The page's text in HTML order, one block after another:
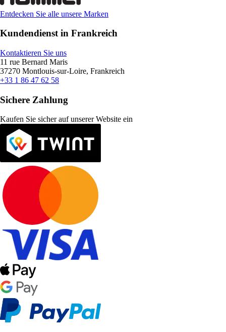
Entdecken Sie alle unsere Marken
Kundendienst in Frankreich
Kontaktieren Sie uns
11 rue Bernard Maris
37270 Montlouis-sur-Loire, Frankreich
+33 1 86 47 62 58
Sichere Zahlung
Kaufen Sie sicher auf unserer Website ein